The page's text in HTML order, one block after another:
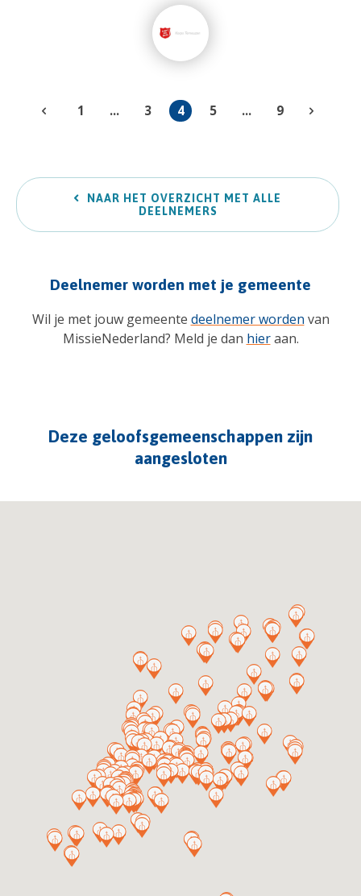
1 ... 3 4 5 ... 9
NAAR HET OVERZICHT MET ALLE
DEELNEMERS
Deelnemer worden met je gemeente
Wil je met jouw gemeente deelnemer worden van
MissieNederland? Meld je dan hieraan.
Deze geloofsgemeenschappen zijn
aangesloten